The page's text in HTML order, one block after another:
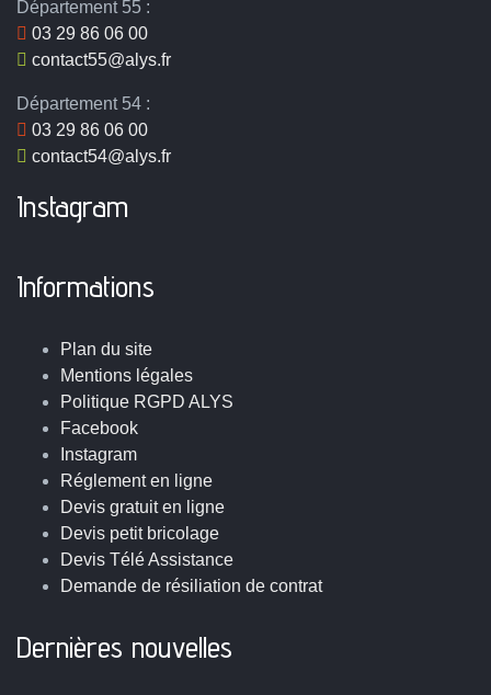
Département 55 :
03 29 86 06 00
contact55@alys.fr
Département 54 :
03 29 86 06 00
contact54@alys.fr
Instagram
Informations
Plan du site
Mentions légales
Politique RGPD ALYS
Facebook
Instagram
Réglement en ligne
Devis gratuit en ligne
Devis petit bricolage
Devis Télé Assistance
Demande de résiliation de contrat
Dernières nouvelles